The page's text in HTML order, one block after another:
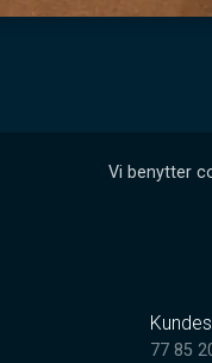
Vi benytter
77 85